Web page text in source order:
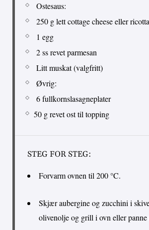
Ostesaus:
250 g lett cottage cheese eller ricotta
1 egg
2 ss revet parmesan
Litt muskat (valgfritt)
Øvrig:
6 fullkornslasagneplater
50 g revet ost til topping
STEG FOR STEG:
Forvarm ovnen til 200 °C.
Skjær aubergine og zucchini i
olivenolje og grill i ovn eller